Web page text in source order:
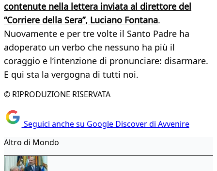
contenute nella lettera inviata al direttore del
“Corriere della Sera”, Luciano Fontana.
Nuovamente e per tre volte il Santo Padre ha
adoperato un verbo che nessuno ha più il
coraggio e l’intenzione di pronunciare: disarmare.
E qui sta la vergogna di tutti noi.
© RIPRODUZIONE RISERVATA
Seguici anche su Google Discover di Avvenire
Altro di Mondo